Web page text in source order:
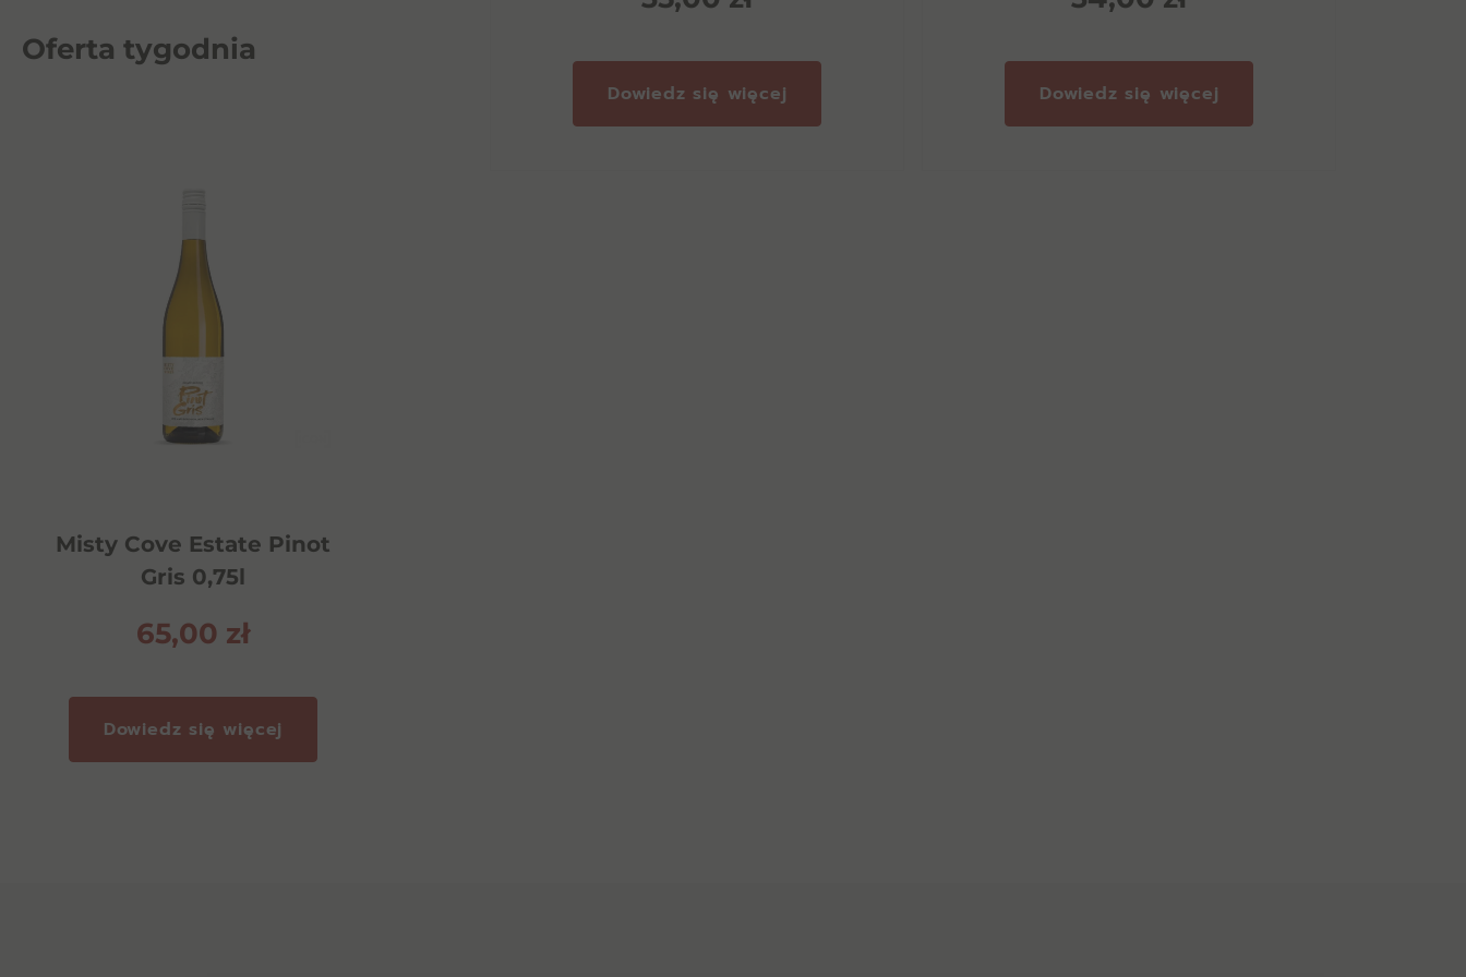
Oferta tygodnia
Misty Cove Estate Pinot
Gris 0,75l
65,00 zł
Dowiedz się więcej
Dowiedz się więcej Dowiedz się więcej